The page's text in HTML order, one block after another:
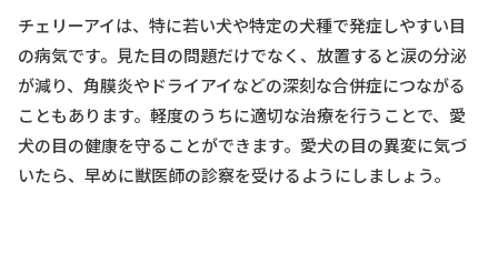
チェリーアイは、特に若い犬や特定の犬種で発症しやすい目
の病気です。見た目の問題だけでなく、放置すると涙の分泌
が減り、角膜炎やドライアイなどの深刻な合併症につながる
こともあります。軽度のうちに適切な治療を行うことで、愛
犬の目の健康を守ることができます。愛犬の目の異変に気づ
いたら、早めに獣医師の診察を受けるようにしましょう。